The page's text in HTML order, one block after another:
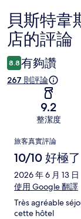
評
論
貝斯特韋
店的評論
8.8 有夠讚
267 則評論
9.2
整潔度
評
論
旅客真實評論
10/10 好極了
2026 年 6 月 13 日
使用 Google 翻譯
Très agréable
cette hôtel